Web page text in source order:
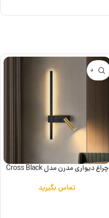
ناموجود
چراغ دیواری مدرن مدل Cross Black
تماس بگیرید